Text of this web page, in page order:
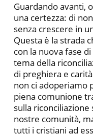
Guardando avanti,
una certezza: di
senza crescere in
Questa è la strada
con la nuova fase
tema della
di preghiera e
non ci adoperiamo
piena comunione
sulla riconciliazione
nostre comunità,
tutti i cristiani ad